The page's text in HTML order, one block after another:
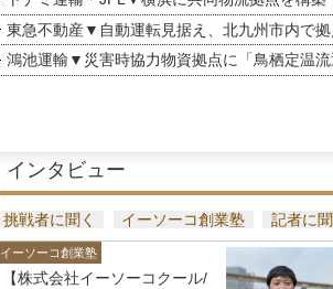
東急不動産▼自動運転見据え、北九州市内で
鴻池運輸▼災害時協力物資拠点に「鳥栖定温
インタビュー
挑戦者に聞く イーソーコ創業塾 記者に聞
イーソーコ創業塾
【株式会社イーソーコクール/